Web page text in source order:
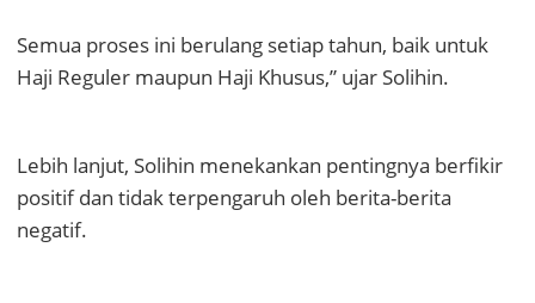
Semua proses ini berulang setiap tahun, baik untuk
Haji Reguler maupun Haji Khusus,” ujar Solihin.
Lebih lanjut, Solihin menekankan pentingnya berfikir
positif dan tidak terpengaruh oleh berita-berita
negatif.